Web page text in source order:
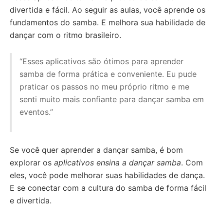
divertida e fácil. Ao seguir as aulas, você aprende os
fundamentos do samba. E melhora sua habilidade de
dançar com o ritmo brasileiro.
“Esses aplicativos são ótimos para aprender
samba de forma prática e conveniente. Eu pude
praticar os passos no meu próprio ritmo e me
senti muito mais confiante para dançar samba em
eventos.”
Se você quer aprender a dançar samba, é bom
explorar os aplicativos ensina a dançar samba. Com
eles, você pode melhorar suas habilidades de dança.
E se conectar com a cultura do samba de forma fácil
e divertida.